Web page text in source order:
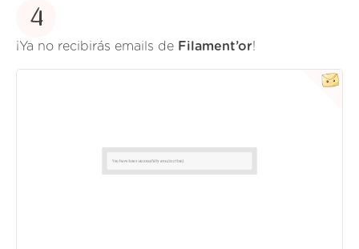
4
¡Ya no recibirás emails de Filament’or!